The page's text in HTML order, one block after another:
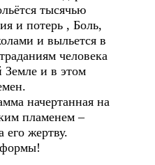
тысячью
и потерь , Боль,
и выльется в
человека
Земле и в этом
начертанная на
пламенем –
его жертву.